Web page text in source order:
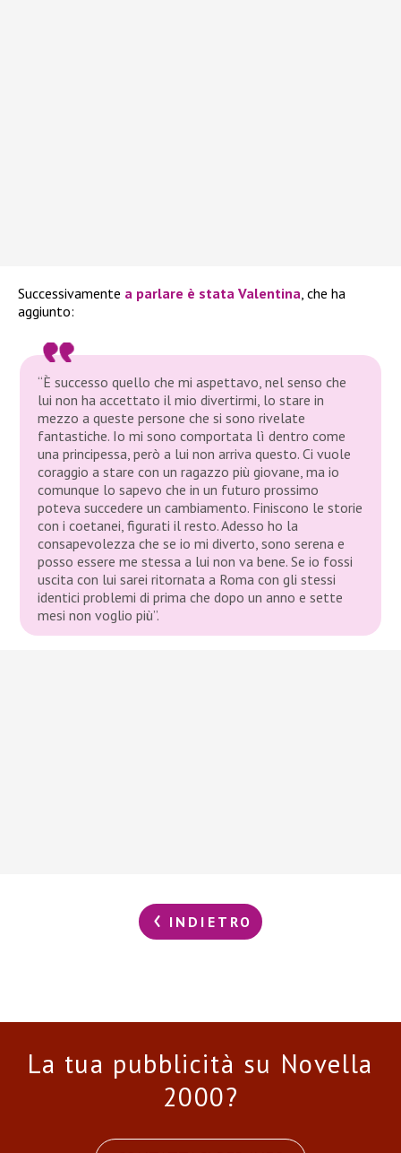
Successivamente a parlare è stata Valentina , che ha
aggiunto:
“È successo quello che mi aspettavo, nel senso che
lui non ha accettato il mio divertirmi, lo stare in
mezzo a queste persone che si sono rivelate
fantastiche. Io mi sono comportata lì dentro come
una principessa, però a lui non arriva questo. Ci vuole
coraggio a stare con un ragazzo più giovane, ma io
comunque lo sapevo che in un futuro prossimo
poteva succedere un cambiamento. Finiscono le storie
con i coetanei, figurati il resto. Adesso ho la
consapevolezza che se io mi diverto, sono serena e
posso essere me stessa a lui non va bene. Se io fossi
uscita con lui sarei ritornata a Roma con gli stessi
identici problemi di prima che dopo un anno e sette
mesi non voglio più”.
INDIETRO
La tua pubblicità su Novella
2000?